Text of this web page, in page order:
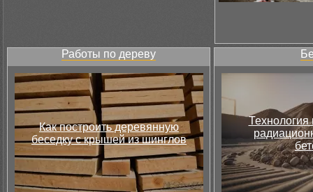
Работы по дереву
Как построить деревянную
беседку с крышей из шинглов
Технология